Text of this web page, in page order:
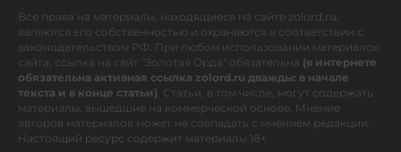
Все права на материалы, находящиеся на сайте zolord.ru,
являются его собственностью и охраняются в соответствии с
законодательством РФ. При любом использовании материалов
сайта, ссылка на сайт "Золотая Орда" обязательна (в интернете
обязательна активная ссылка zolord.ru дважды: в начале
текста и в конце статьи). Статьи, в том числе, могут содержать
материалы, вышедшие на коммерческой основе. Мнение
авторов материалов может не совпадать с мнением редакции.
Настоящий ресурс содержит материалы 18+